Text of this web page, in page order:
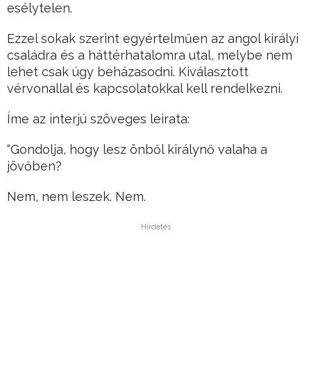
esélytelen.
Ezzel sokak szerint egyértelműen az angol királyi
családra és a háttérhatalomra utal, melybe nem
lehet csak úgy beházasodni. Kiválasztott
vérvonallal és kapcsolatokkal kell rendelkezni.
Íme az interjú szöveges leirata:
“Gondolja, hogy lesz önből királynő valaha a
jövőben?
Nem, nem leszek. Nem.
Hirdetés